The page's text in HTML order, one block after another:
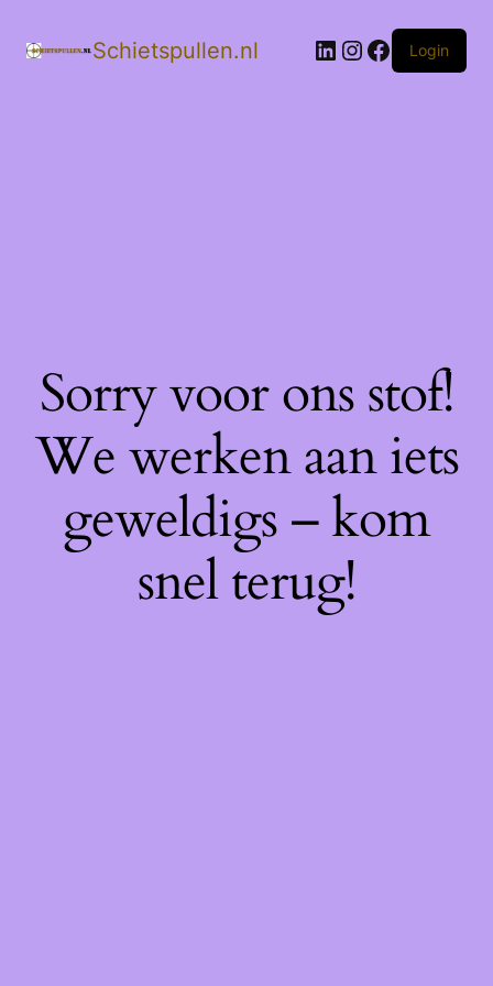
Schietspullen.nl LinkedIn
Instagram
Facebook
Login
Sorry voor ons stof!
We werken aan iets
geweldigs – kom
snel terug!